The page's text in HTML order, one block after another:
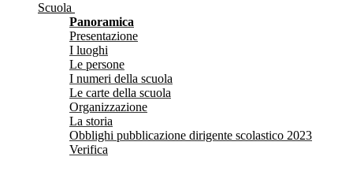
Scuola
Panoramica
Presentazione
I luoghi
Le persone
I numeri della scuola
Le carte della scuola
Organizzazione
La storia
Obblighi pubblicazione dirigente scolastico 2023
Verifica